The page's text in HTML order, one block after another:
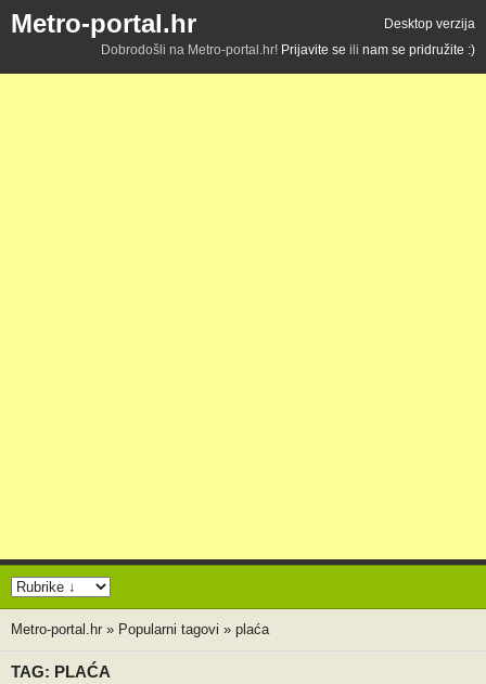
Metro-portal.hr
Desktop verzija
Dobrodošli na Metro-portal.hr! Prijavite se ili nam se pridružite :)
Metro-portal.hr » Popularni tagovi » plaća
TAG: PLAĆA